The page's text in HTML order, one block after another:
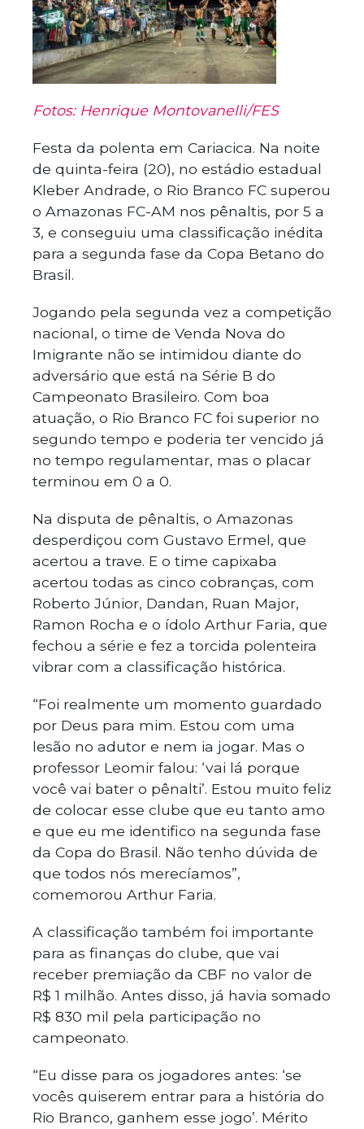
Fotos: Henrique Montovanelli/FES
Festa da polenta em Cariacica. Na noite
de quinta-feira (20), no estádio estadual
Kleber Andrade, o Rio Branco FC superou
o Amazonas FC-AM nos pênaltis, por 5 a
3, e conseguiu uma classificação inédita
para a segunda fase da Copa Betano do
Brasil.
Jogando pela segunda vez a competição
nacional, o time de Venda Nova do
Imigrante não se intimidou diante do
adversário que está na Série B do
Campeonato Brasileiro. Com boa
atuação, o Rio Branco FC foi superior no
segundo tempo e poderia ter vencido já
no tempo regulamentar, mas o placar
terminou em 0 a 0.
Na disputa de pênaltis, o Amazonas
desperdiçou com Gustavo Ermel, que
acertou a trave. E o time capixaba
acertou todas as cinco cobranças, com
Roberto Júnior, Dandan, Ruan Major,
Ramon Rocha e o ídolo Arthur Faria, que
fechou a série e fez a torcida polenteira
vibrar com a classificação histórica.
“Foi realmente um momento guardado
por Deus para mim. Estou com uma
lesão no adutor e nem ia jogar. Mas o
professor Leomir falou: ‘vai lá porque
você vai bater o pênalti’. Estou muito feliz
de colocar esse clube que eu tanto amo
e que eu me identifico na segunda fase
da Copa do Brasil. Não tenho dúvida de
que todos nós merecíamos”,
comemorou Arthur Faria.
A classificação também foi importante
para as finanças do clube, que vai
receber premiação da CBF no valor de
R$ 1 milhão. Antes disso, já havia somado
R$ 830 mil pela participação no
campeonato.
“Eu disse para os jogadores antes: ‘se
vocês quiserem entrar para a história do
Rio Branco, ganhem esse jogo’. Mérito